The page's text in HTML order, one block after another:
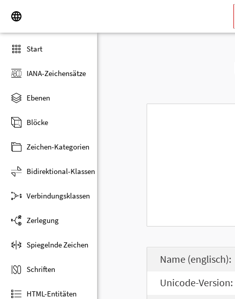
Start
IANA-Zeichensätze
Ebenen
Blöcke
Zeichen-Kategorien
Bidirektional-Klassen
Verbindungsklassen
Zerlegung
Spiegelnde Zeichen
Schriften
HTML-Entitäten
Name (englisch):
Unicode-Version: